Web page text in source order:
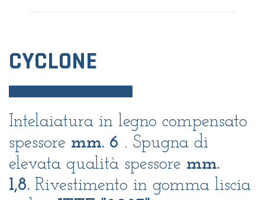
CYCLONE
Intelaiatura in legno compensato
spessore mm. 6 . Spugna di
elevata qualità spessore mm.
1,8. Rivestimento in gomma liscia